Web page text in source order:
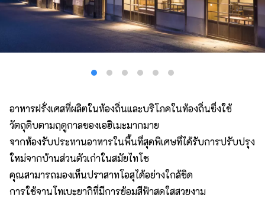
อาหารฝรั่งเศสที่ผลิตในท้องถิ่นและบริโภคในท้องถิ่นซึ่งใช้
วัตถุดิบตามฤดูกาลของเอฮิเมะมากมาย
จากห้องรับประทานอาหารในพื้นที่สุดพิเศษที่ได้รับการปรับปรุง
ใหม่จากบ้านส่วนตัวเก่าในสมัยไทโช
คุณสามารถมองเห็นปราสาทโอสุได้อย่างใกล้ชิด
การใช้จานโทเบะยากิที่มีการย้อมสีฟ้าสดใสสวยงาม